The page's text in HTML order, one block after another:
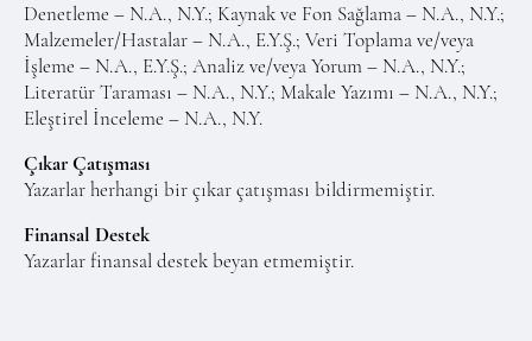
Denetleme – N.A., N.Y.; Kaynak ve Fon Sağlama – N.A., N.Y.;
Malzemeler/Hastalar – N.A., E.Y.Ş.; Veri Toplama ve/veya
İşleme – N.A., E.Y.Ş.; Analiz ve/veya Yorum – N.A., N.Y.;
Literatür Taraması – N.A., N.Y.; Makale Yazımı – N.A., N.Y.;
Eleştirel İnceleme – N.A., N.Y.
Çıkar Çatışması
Yazarlar herhangi bir çıkar çatışması bildirmemiştir.
Finansal Destek
Yazarlar finansal destek beyan etmemiştir.